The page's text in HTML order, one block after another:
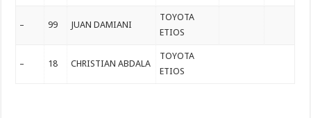
– 99 JUAN DAMIANI
TOYOTA
ETIOS
– 18 CHRISTIAN ABDALA
TOYOTA
ETIOS